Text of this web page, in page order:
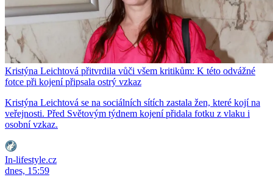
Kristýna Leichtová přitvrdila vůči všem kritikům: K této odvážné
fotce při kojení připsala ostrý vzkaz
Kristýna Leichtová se na sociálních sítích zastala žen, které kojí na
veřejnosti. Před Světovým týdnem kojení přidala fotku z vlaku i
osobní vzkaz.
In-lifestyle.cz
dnes, 15:59